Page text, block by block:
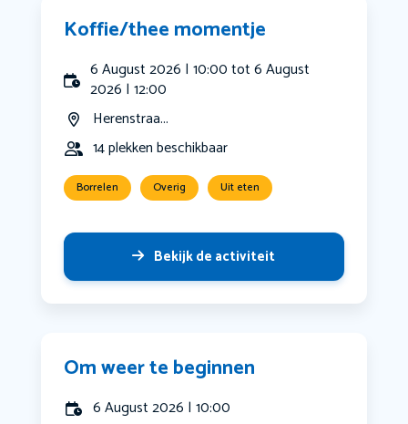
Koffie/thee momentje
6 August 2026 | 10:00 tot 6 August
2026 | 12:00
Herenstraa...
14 plekken beschikbaar
Borrelen Overig Uit eten
Bekijk de activiteit
Om weer te beginnen
6 August 2026 | 10:00